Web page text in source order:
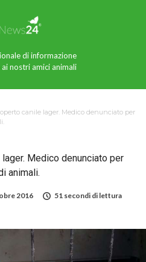
di informazione
nostri amici animali
canile lager. Medico denunciato per
Medico denunciato per
animali.
2016 51 secondi di lettura